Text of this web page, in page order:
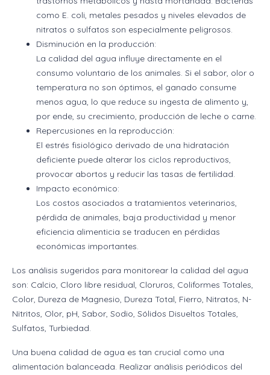
como E. coli, metales pesados y niveles elevados de
nitratos o sulfatos son especialmente peligrosos.
Disminución en la producción:
La calidad del agua influye directamente en el
consumo voluntario de los animales. Si el sabor, olor o
temperatura no son óptimos, el ganado consume
menos agua, lo que reduce su ingesta de alimento y,
por ende, su crecimiento, producción de leche o carne.
Repercusiones en la reproducción:
El estrés fisiológico derivado de una hidratación
deficiente puede alterar los ciclos reproductivos,
provocar abortos y reducir las tasas de fertilidad.
Impacto económico:
Los costos asociados a tratamientos veterinarios,
pérdida de animales, baja productividad y menor
eficiencia alimenticia se traducen en pérdidas
económicas importantes.
Los análisis sugeridos para monitorear la calidad del agua
son: Calcio, Cloro libre residual, Cloruros, Coliformes Totales,
Color, Dureza de Magnesio, Dureza Total, Fierro, Nitratos, N-
Nitritos, Olor, pH, Sabor, Sodio, Sólidos Disueltos Totales,
Sulfatos, Turbiedad.
Una buena calidad de agua es tan crucial como una
alimentación balanceada. Realizar análisis periódicos del